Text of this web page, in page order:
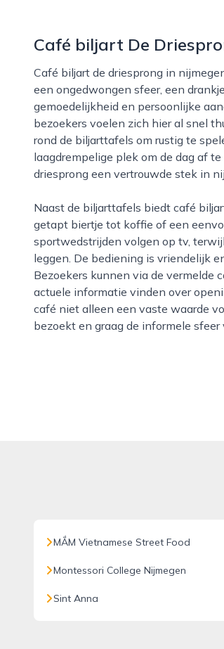
Café biljart De
Café biljart de driesprong in nijmegen is een gezellige ontmoetingsplek voor iedereen die houdt van
een ongedwongen sfeer, een
gemoedelijkheid en persoonlijke
bezoekers voelen zich hier al snel
rond de biljarttafels om rustig te
laagdrempelige plek om de dag af
driesprong een vertrouwde stek in
Naast de biljarttafels biedt café biljart de driesprong een ruime keuze aan drankjes, van een goed
getapt biertje tot koffie of een
sportwedstrijden volgen op tv,
leggen. De bediening is vriendelijk
Bezoekers kunnen via de vermelde
actuele informatie vinden over
café niet alleen een vaste waarde
bezoekt en graag de informele
MẮM Vietnamese Street Food
Montessori College Nijmegen
Sint Anna